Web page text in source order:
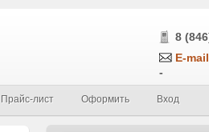
8
E-
-
Прайс-лист Оформить Вход